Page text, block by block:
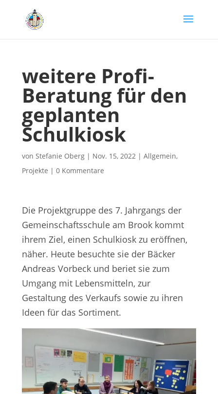
weitere Profi-
Beratung für den
geplanten
Schulkiosk
von Stefanie Oberg| Nov. 15, 2022| Allgemein,
Projekte | 0 Kommentare
Die Projektgruppe des 7. Jahrgangs der
Gemeinschaftsschule am Brook kommt
ihrem Ziel, einen Schulkiosk zu eröffnen,
näher. Heute besuchte sie der Bäcker
Andreas Vorbeck und beriet sie zum
Umgang mit Lebensmitteln, zur
Gestaltung des Verkaufs sowie zu ihren
Ideen für das Sortiment.